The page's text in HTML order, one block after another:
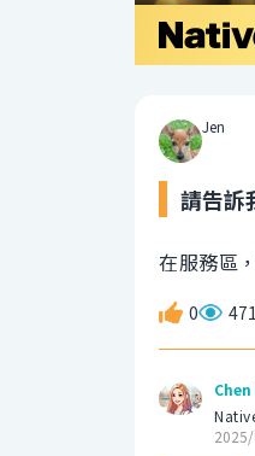
Jen
請告訴
在服務區
0 471